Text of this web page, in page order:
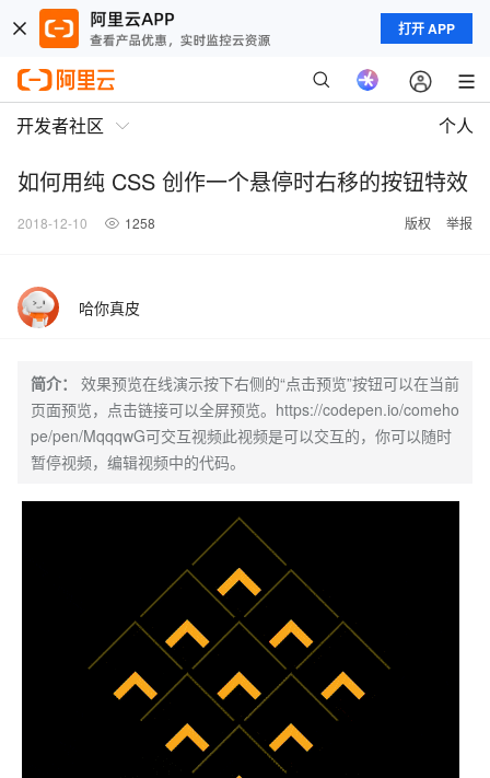
打开 APP
开发者社区 个人
如何用纯 CSS 创作一个悬停时右移的按钮特效
2018-12-10 1258 版权 举报
哈你真皮
简介：
效果预览在线演示按下右侧的“点击预览”按钮可以在当前
页面预览，点击链接可以全屏预览。https://codepen.io/comeho
pe/pen/MqqqwG可交互视频此视频是可以交互的，你可以随时
暂停视频，编辑视频中的代码。